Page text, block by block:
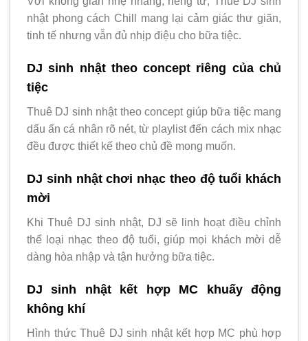
nhật phong cách Chill mang lại cảm giác thư giãn,
tinh tế nhưng vẫn đủ nhịp điệu cho bữa tiệc.
DJ sinh nhật theo concept riêng của chủ
tiệc
Thuê DJ sinh nhật theo concept giúp bữa tiệc mang
dấu ấn cá nhân rõ nét, từ playlist đến cách mix nhạc
đều được thiết kế theo chủ đề mong muốn.
DJ sinh nhật chơi nhạc theo độ tuổi khách
mời
Khi Thuê DJ sinh nhật, DJ sẽ linh hoạt điều chỉnh
thể loại nhạc theo độ tuổi, giúp mọi khách mời dễ
dàng hòa nhập và tận hưởng bữa tiệc.
DJ sinh nhật kết hợp MC khuấy động
không khí
Hình thức Thuê DJ sinh nhật kết hợp MC phù hợp